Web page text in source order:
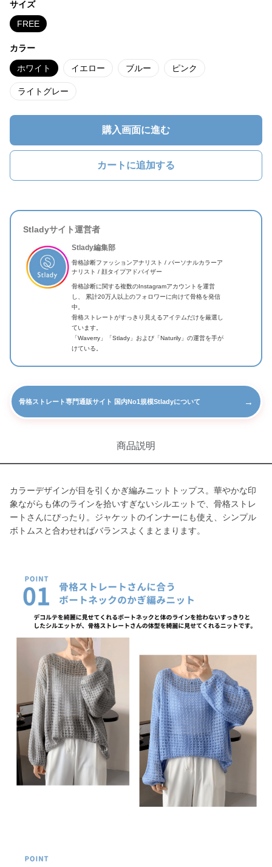
サイズ
FREE
カラー
ホワイト イエロー ブルー ピンク
ライトグレー
購入画面に進む
カートに追加する
Stladyサイト運営者
Stlady編集部
骨格診断ファッションアナリスト / パーソナルカラーア
ナリスト / 顔タイプアドバイザー
骨格診断に関する複数のInstagramアカウントを運営
し、 累計20万人以上のフォロワーに向けて骨格を発信
中。
骨格ストレートがすっきり見えるアイテムだけを厳選し
ています。
「Waverry」「Stlady」および「Naturily」の運営を手が
けている。
骨格ストレート専門通販サイト 国内No1規模Stladyについて →
商品説明
カラーデザインが目を引くかぎ編みニットトップス。華やかな印
象ながらも体のラインを拾いすぎないシルエットで、骨格ストレ
ートさんにぴったり。ジャケットのインナーにも使え、シンプル
ボトムスと合わせればバランスよくまとまります。